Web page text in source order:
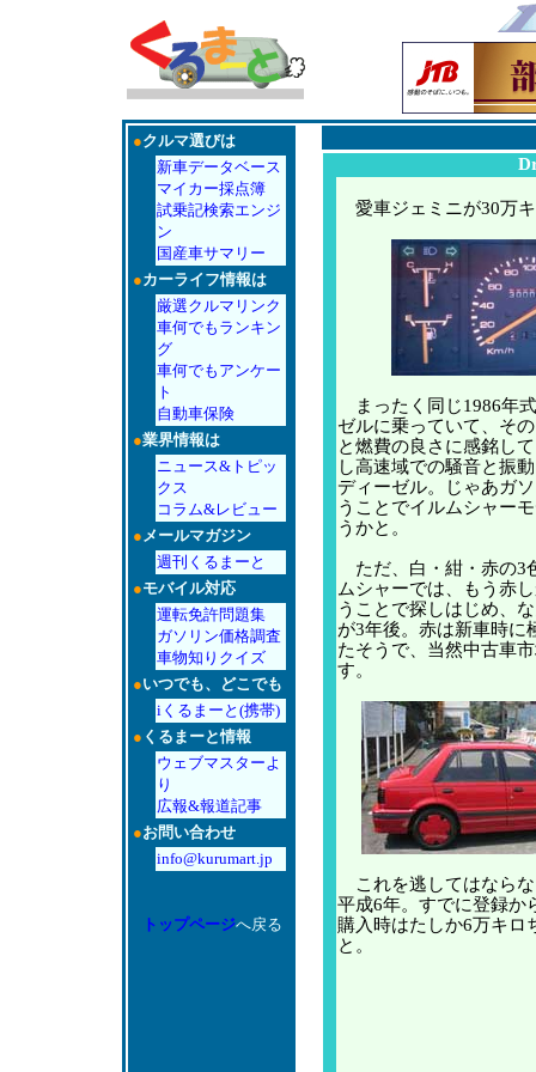
●クルマ選びは
新車データベース
マイカー採点簿
試乗記検索エンジ
ン
国産車サマリー
●カーライフ情報は
厳選クルマリンク
車何でもランキン
グ
車何でもアンケー
ト
自動車保険
●業界情報は
ニュース&トピッ
クス
コラム&レビュー
●メールマガジン
週刊くるまーと
●モバイル対応
運転免許問題集
ガソリン価格調査
車物知りクイズ
●いつでも、どこでも
iくるまーと(携帯)
● くるまーと情報
ウェブマスターよ
り
広報&報道記事
●お問い合わせ
info@kurumart.jp
トップページへ戻る
愛車ジェミニが30万
まったく同じ1986年
ゼルに乗っていて、そ
と燃費の良さに感銘し
し高速域での騒音と振
ディーゼル。じゃあガ
うことでイルムシャー
うかと。
ただ、白・紺・赤の3
ムシャーでは、もう赤
うことで探しはじめ、
が3年後。赤は新車時に
たそうで、当然中古車
す。
これを逃してはなら
平成6年。すでに登録か
購入時はたしか6万キロ
と。